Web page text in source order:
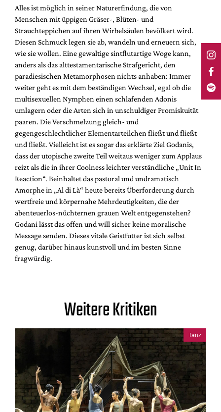
Alles ist möglich in seiner Naturerfindung, die von
Menschen mit üppigen Gräser-, Blüten- und
Strauchteppichen auf ihren Wirbelsäulen bevölkert wird.
Diesen Schmuck legen sie ab, wandeln und erneuern sich,
wie sie wollen. Eine gewaltige sintflutartige Woge kann,
anders als das alttestamentarische Strafgericht, den
paradiesischen Metamorphosen nichts anhaben: Immer
weiter geht es mit dem beständigen Wechsel, egal ob die
multisexuellen Nymphen einen schlafenden Adonis
umlagern oder die Arten sich in unschuldiger Promiskuität
paaren. Die Verschmelzung gleich- und
gegengeschlechtlicher Elementarteilchen fließt und fließt
und fließt. Vielleicht ist es sogar das erklärte Ziel Godanis,
dass der utopische zweite Teil weitaus weniger zum Applaus
reizt als die in ihrer Coolness leichter verständliche „Unit In
Reaction“. Beinhaltet das pastoral und undramatisch
Amorphe in „Al di Là“ heute bereits Überforderung durch
wertfreie und körpernahe Mehrdeutigkeiten, die der
abenteuerlos-nüchternen grauen Welt entgegenstehen?
Godani lässt das offen und will sicher keine moralische
Message senden. Dieses vitale Geistfutter ist sich selbst
genug, darüber hinaus kunstvoll und im besten Sinne
fragwürdig.
Weitere Kritiken
Tanz